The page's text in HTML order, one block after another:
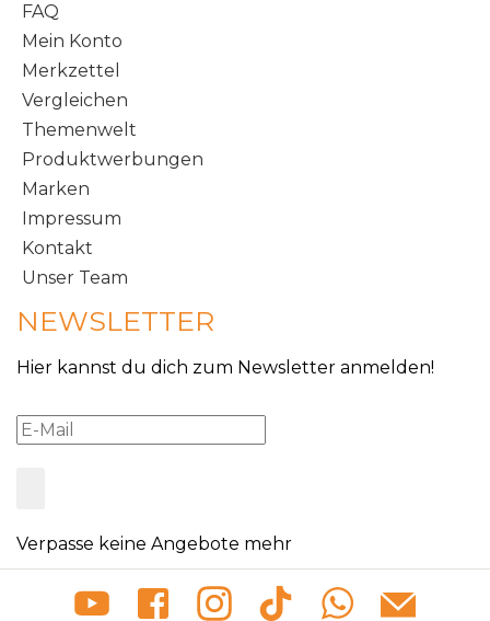
FAQ
Mein Konto
Merkzettel
Vergleichen
Themenwelt
Produktwerbungen
Marken
Impressum
Kontakt
Unser Team
NEWSLETTER
Hier kannst du dich zum Newsletter anmelden!
Verpasse keine Angebote mehr